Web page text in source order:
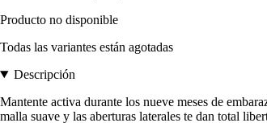
Producto no disponible
Todas las variantes están agotadas
Descripción
Mantente activa durante los nueve meses de
malla suave y las aberturas laterales te dan total